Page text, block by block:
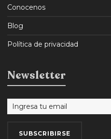
Conocenos
Blog
Política de privacidad
Newsletter